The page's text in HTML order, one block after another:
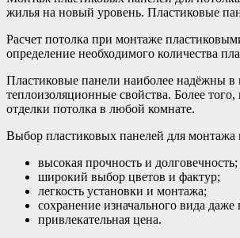
жилья на новый уровень. Пластиковые
Расчет потолка при монтаже
определение необходимого количества
Пластиковые панели наиболее надёжны
теплоизоляционные свойства. Более
отделки потолка в любой комнате.
Выбор пластиковых панелей для монтажа
высокая прочность и долговечность;
широкий выбор цветов и фактур;
легкость установки и монтажа;
сохранение изначального вида
привлекательная цена.